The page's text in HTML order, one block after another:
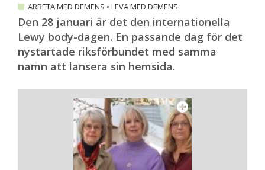
ARBETA MED DEMENS • LEVA MED DEMENS
Den 28 januari är det den internationella
Lewy body-dagen. En passande dag för det
nystartade riksförbundet med samma
namn att lansera sin hemsida.